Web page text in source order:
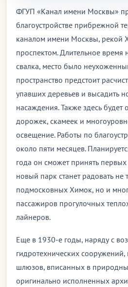
ФГУП «Канал имени Москвы»
благоустройстве прибрежной
каналом имени Москвы, рекой
проспектом. Длительное время
свалка, место было
пространство предстоит
упавших деревьев и высадить
насаждения. Также здесь будет
дорожек, скамеек и
освещение. Работы по
около пяти месяцев.
года он сможет принять
новый парк станет радовать не
подмосковных Химок, но и
пассажиров прогулочных
лайнеров.
Еще в 1930-е годы, наряду с
гидротехнических
шлюзов, вписанных в
оригинально исполненных